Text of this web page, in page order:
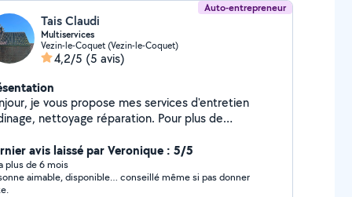
Auto-entrepreneur
Tais Claudi
Multiservices
Vezin-le-Coquet (Vezin-le-Coquet)
4,2/5 (5 avis)
je vous propose mes services d'entretien
nettoyage réparation. Pour plus de
avis laissé par Veronique : 5/5
plus de 6 mois
aimable, disponible… conseillé même si pas donner